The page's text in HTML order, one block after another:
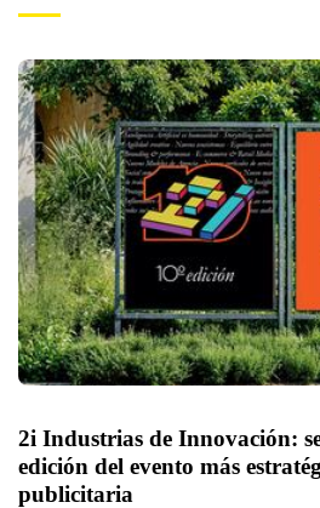
2i Industrias de Innovación:
edición del evento más
publicitaria